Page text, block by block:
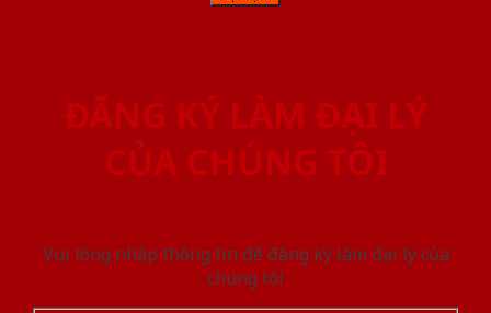
ĐĂNG KÝ LÀM ĐẠI LÝ
CỦA CHÚNG TÔI
Vui lòng nhập thông tin để đăng ký làm đại lý của
chúng tôi